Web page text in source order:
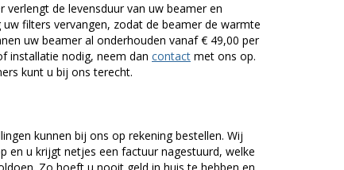
verlengt de levensduur van uw beamer en
filters vervangen, zodat de beamer de warmte
uw beamer al onderhouden vanaf € 49,00 per
installatie nodig, neem dan contact met ons op.
kunt u bij ons terecht.
kunnen bij ons op rekening bestellen. Wij
en u krijgt netjes een factuur nagestuurd, welke